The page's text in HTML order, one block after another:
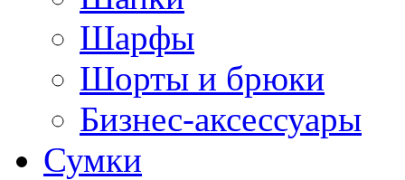
Шарфы
Шорты и брюки
Бизнес-аксессуары
Сумки